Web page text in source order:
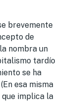
brevemente
de
nombra un
tardío
se ha
esa misma
que implica la